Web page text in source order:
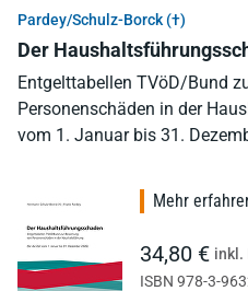
Pardey/Schulz-Borck (†)
Der
Entgelttabellen TVöD/Bund
Personenschäden in der
vom 1. Januar bis 31.
Mehr
34,80 € inkl.
ISBN 978-3-